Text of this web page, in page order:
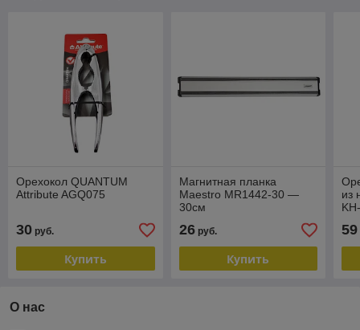
Орехокол QUANTUM
Attribute AGQ075
30 руб.
Купить
Магнитная планка
Maestro MR1442-30 —
30см
26руб.
Купить
из
59
О нас